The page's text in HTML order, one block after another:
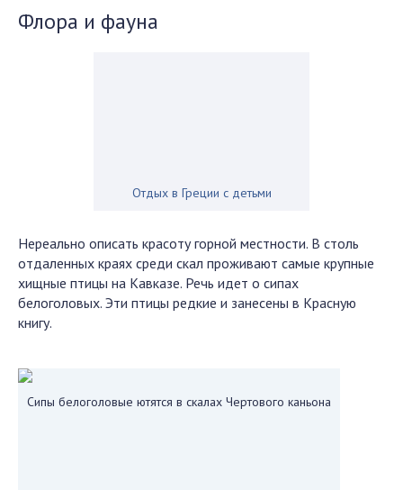
Флора и фауна
Отдых в Греции с детьми
Нереально описать красоту горной местности. В столь
отдаленных краях среди скал проживают самые крупные
хищные птицы на Кавказе. Речь идет о сипах
белоголовых. Эти птицы редкие и занесены в Красную
книгу.
Сипы белоголовые ютятся в скалах Чертового каньона